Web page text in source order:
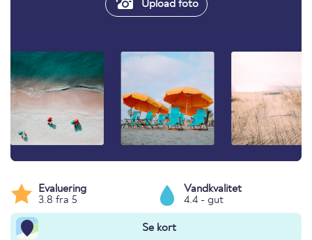
Upload foto
Evaluering
3.8 fra 5
Vandkvalitet
4.4 - gut
Se kort